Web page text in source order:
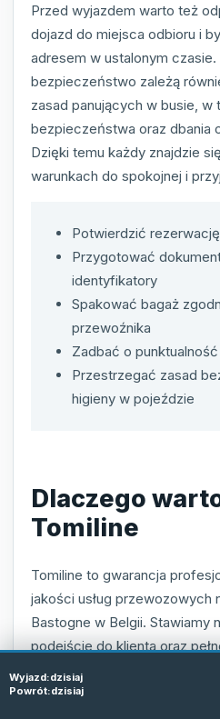
Przed wyjazdem warto też
dojazd do miejsca odbioru i
adresem w ustalonym
bezpieczeństwo zależą
zasad panujących w busie,
bezpieczeństwa oraz dbania
Dzięki temu każdy znajdzie
warunkach do spokojnej i
Potwierdzić
Przygotować
identyfikatory
Spakować bagaż
przewoźnika
Zadbać o
Przestrzegać zasad
higieny w pojeździe
Dlaczego
Tomiline
Tomiline to gwarancja
jakości usług przewozowych
Bastogne w Belgii. Stawiamy
podejście do klienta oraz
z podróży. Nasza flota
Wyjazd:dzisiaj
Powrót:dzisiaj